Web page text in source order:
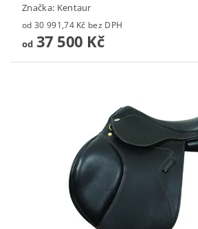
Značka: Kentaur
od 30 991,74 Kč bez DPH
od37 500 Kč